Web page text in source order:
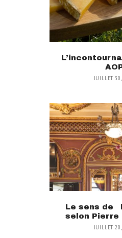
JUILLET
Le sens de
selon
JUILLET